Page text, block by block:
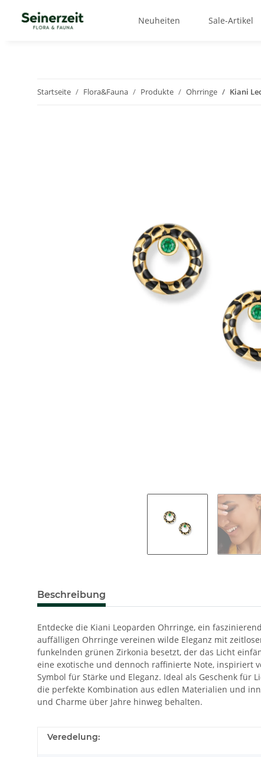
Neuheiten Sale-Artikel
Startseite Flora&Fauna Produkte Ohrringe Kiani
Beschreibung
Entdecke die Kiani Leoparden Ohrringe, ein
auffälligen Ohrringe vereinen wilde Eleganz mit
funkelnden grünen Zirkonia besetzt, der das Licht
eine exotische und dennoch raffinierte Note, inspiriert
Symbol für Stärke und Eleganz. Ideal als Geschenk
die perfekte Kombination aus edlen Materialien und
und Charme über Jahre hinweg behalten.
Veredelung: